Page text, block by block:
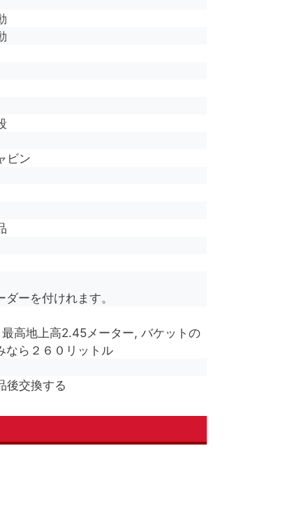
ビン
ーを付けれます。
高地上高2.45メーター, バケットの
なら２６０リットル
後交換する